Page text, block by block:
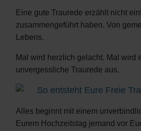
Eine gute Traurede erzählt nicht
zusammengeführt haben. Von
Lebens.
Mal wird herzlich gelacht. Mal wird
unvergessliche Traurede aus.
So entsteht Eure Freie
Alles beginnt mit einem
Eurem Hochzeitstag jemand vor